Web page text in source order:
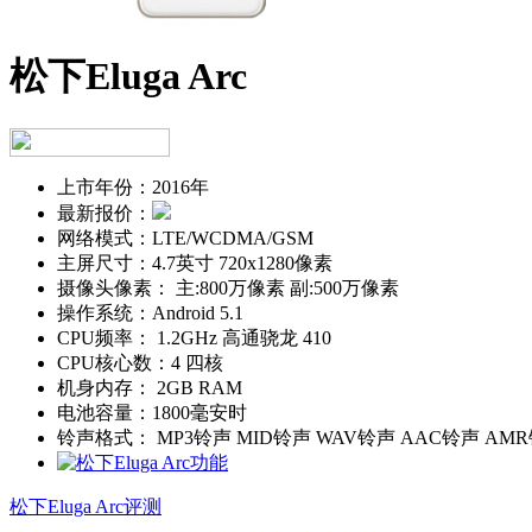
松下Eluga Arc
上市年份： 2016年
最新报价：
网络模式： LTE/WCDMA/GSM
主屏尺寸： 4.7英寸 720x1280像素
摄像头像素：
主:800万像素 副:500万像素
操作系统： Android 5.1
CPU频率：
1.2GHz 高通骁龙 410
CPU核心数： 4 四核
机身内存：
2GB RAM
电池容量： 1800毫安时
铃声格式：
MP3铃声 MID铃声 WAV铃声 AAC铃声
松下Eluga Arc评测